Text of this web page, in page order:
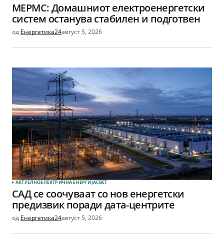
МЕРМС: Домашниот електроенергетски
систем останува стабилен и подготвен
од Енергетика24август 5, 2026
АКТУЕЛНОЕЛЕКТРИЧНА ЕНЕРГИЈАСВЕТ
САД се соочуваат со нов енергетски
предизвик поради дата-центрите
од Енергетика24август 5, 2026